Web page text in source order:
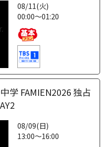
08/11(火)
00:00～01:20
学 FAMIEN2026 独占
08/09(日)
13:00～16:00